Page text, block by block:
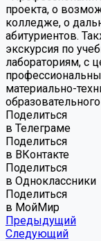
проекта, о
колледже, о
абитуриентов.
экскурсия по
лабораториям, с
материально-
Поделиться
в Телеграме
Поделиться
в ВКонтакте
Поделиться
в Одноклассники
Поделиться
в МойМир
Предыдущий
Следующий